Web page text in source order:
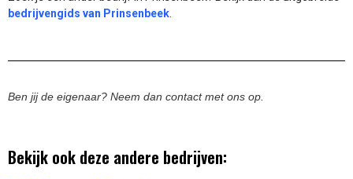
bedrijvengids van Prinsenbeek
Ben jij de eigenaar? Neem dan contact met ons op.
Bekijk ook deze andere bedrijven: